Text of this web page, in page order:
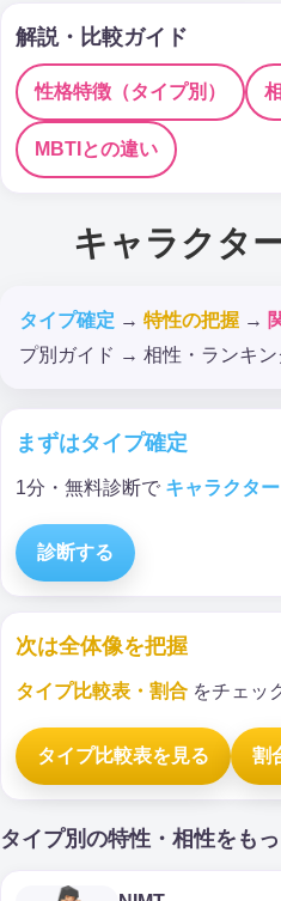
解説・比較ガイド
性格特徴（タイプ別）
MBTIとの違い
キャラクタ
タイプ確定 → 特性の把握 →
プ別ガイド → 相性・ランキン
まずはタイプ確定
1分・無料診断で キャラクタ
診断する
次は全体像を把握
タイプ比較表・割合 をチェッ
タイプ比較表を見る 割
タイプ別の特性・相性をも